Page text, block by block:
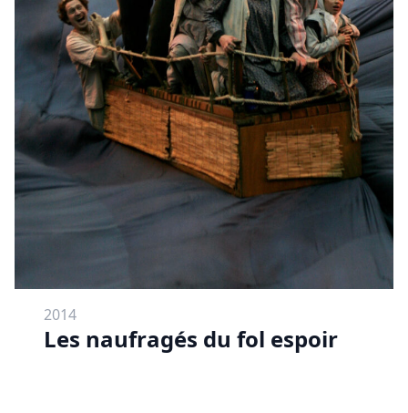
2014
Les naufragés du fol espoir